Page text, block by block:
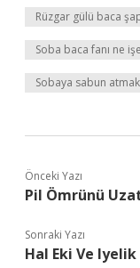
Rüzgar gülü baca
Soba baca fanı ne
Sobaya sabun
Önceki Yazı
Pil Ömrünü
Sonraki Yazı
Hal Eki Ve